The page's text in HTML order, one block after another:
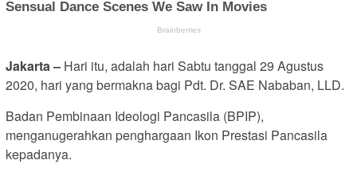
Jakarta – Hari itu, adalah hari Sabtu tanggal 29 Agustus
2020, hari yang bermakna bagi Pdt. Dr. SAE Nababan, LLD.
Badan Pembinaan Ideologi Pancasila (BPIP),
menganugerahkan penghargaan Ikon Prestasi Pancasila
kepadanya.